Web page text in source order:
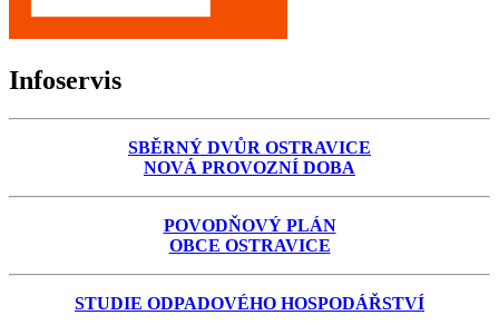
Infoservis
SBĚRNÝ DVŮR OSTRAVICE
NOVÁ PROVOZNÍ DOBA
POVODŇOVÝ PLÁN
OBCE OSTRAVICE
STUDIE ODPADOVÉHO HOSPODÁŘSTVÍ